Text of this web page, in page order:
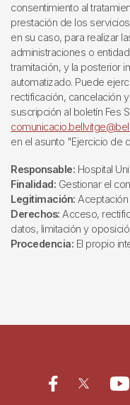
consentimiento al
prestación de los
en su caso, para realizar
administraciones o
tramitación, y la posterior
automatizado. Puede
rectificación, cancelación
suscripción al boletín Fes
en el asunto "Ejercicio de
Responsable: Hospital
Finalidad: Gestionar el
Legitimación:
Derechos: Acceso,
datos, limitación y
Procedencia: El propio